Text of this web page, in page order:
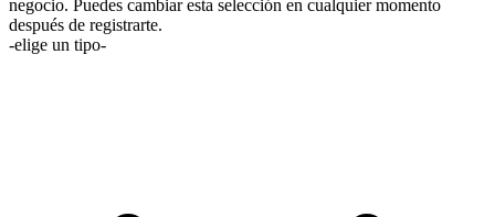
negocio. Puedes cambiar esta selección en cualquier momento
después de registrarte.
-elige un tipo-